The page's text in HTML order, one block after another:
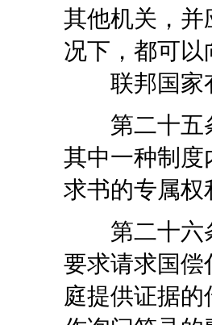
其他机关，并
况下，都可
联邦国家有
第二十五
其中一种制度
求书的专属权
第二十六
要求请求国偿
庭提供证据